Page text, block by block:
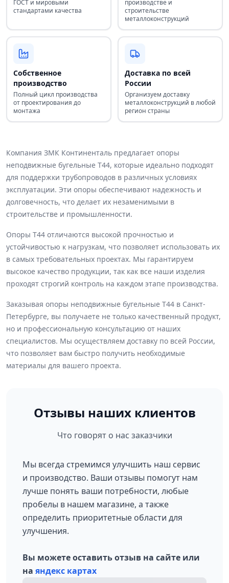
ГОСТ и мировыми
стандартами качества
производстве и
строительстве
металлоконструкций
Собственное
производство
Полный цикл производства
от проектирования до
монтажа
Доставка по всей
России
Организуем доставку
металлоконструкций в любой
регион страны
Компания ЗМК Континенталь предлагает опоры
неподвижные бугельные Т44, которые идеально подходят
для поддержки трубопроводов в различных условиях
эксплуатации. Эти опоры обеспечивают надежность и
долговечность, что делает их незаменимыми в
строительстве и промышленности.
Опоры Т44 отличаются высокой прочностью и
устойчивостью к нагрузкам, что позволяет использовать их
в самых требовательных проектах. Мы гарантируем
высокое качество продукции, так как все наши изделия
проходят строгий контроль на каждом этапе производства.
Заказывая опоры неподвижные бугельные Т44 в Санкт-
Петербурге, вы получаете не только качественный продукт,
но и профессиональную консультацию от наших
специалистов. Мы осуществляем доставку по всей России,
что позволяет вам быстро получить необходимые
материалы для вашего проекта.
Отзывы наших клиентов
Что говорят о нас заказчики
Мы всегда стремимся улучшить наш сервис
и производство. Ваши отзывы помогут нам
лучше понять ваши потребности, любые
пробелы в нашем магазине, а также
определить приоритетные области для
улучшения.
Вы можете оставить отзыв на сайте или
на яндекс картах